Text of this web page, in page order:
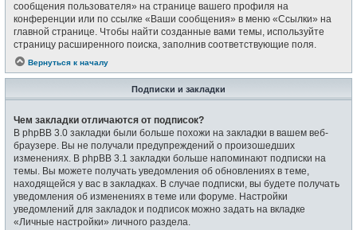
сообщения пользователя» на странице вашего профиля на
конференции или по ссылке «Ваши сообщения» в меню «Ссылки» на
главной странице. Чтобы найти созданные вами темы, используйте
страницу расширенного поиска, заполнив соответствующие поля.
Вернуться к началу
Подписки и закладки
Чем закладки отличаются от подписок?
В phpBB 3.0 закладки были больше похожи на закладки в вашем веб-
браузере. Вы не получали предупреждений о произошедших
изменениях. В phpBB 3.1 закладки больше напоминают подписки на
темы. Вы можете получать уведомления об обновлениях в теме,
находящейся у вас в закладках. В случае подписки, вы будете получать
уведомления об изменениях в теме или форуме. Настройки
уведомлений для закладок и подписок можно задать на вкладке
«Личные настройки» личного раздела.